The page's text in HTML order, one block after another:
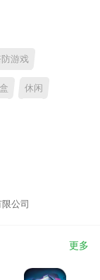
游戏
休闲
公司
更多